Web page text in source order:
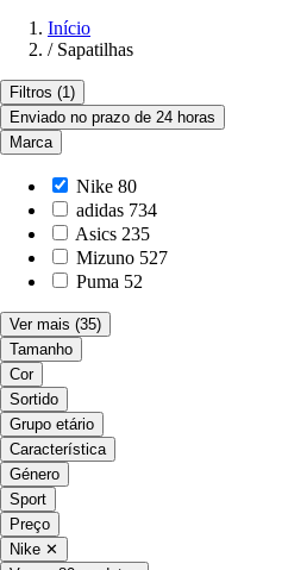
Início
/ Sapatilhas
Filtros (1)
Enviado no prazo de 24 horas
Marca
Nike 80
adidas 734
Asics 235
Mizuno 527
Puma 52
Ver mais (35)
Tamanho
Cor
Sortido
Grupo etário
Característica
Género
Sport
Preço
Nike ✕